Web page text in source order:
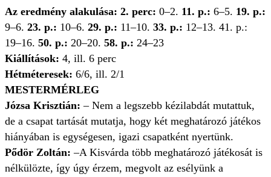
Az eredmény alakulása: 2. perc: 0–2. 11. p.: 6–5. 19. p.:
9–6. 23. p.: 10–6. 29. p.: 11–10. 33. p.: 12–13. 41. p.:
19–16. 50. p.: 20–20. 58. p.: 24–23
Kiállítások: 4, ill. 6 perc
Hétméteresek: 6/6, ill. 2/1
MESTERMÉRLEG
Józsa Krisztián: – Nem a legszebb kézilabdát mutattuk,
de a csapat tartását mutatja, hogy két meghatározó játékos
hiányában is egységesen, igazi csapatként nyertünk.
Pődör Zoltán: –A Kisvárda több meghatározó játékosát is
nélkülözte, így úgy érzem, megvolt az esélyünk a